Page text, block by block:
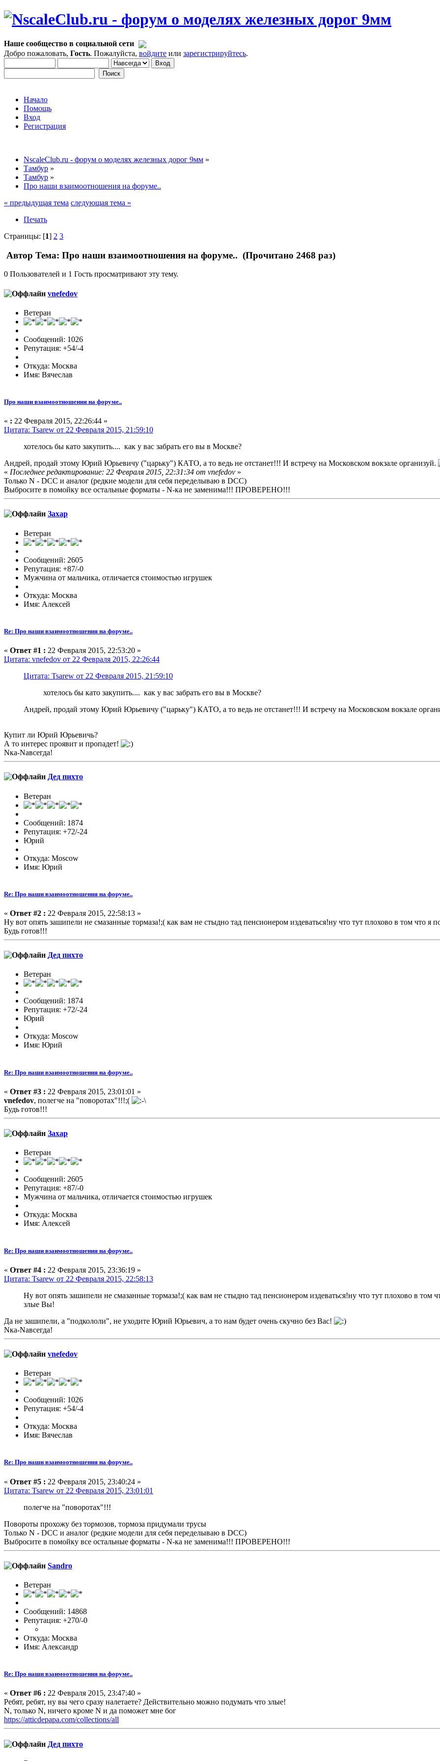
Наше сообщество в социальной сети
Добро пожаловать, Гость. Пожалуйста, войдите или зарегистрируйтесь.
Начало
Помощь
Вход
Регистрация
NscaleClub.ru - форум о моделях железных дорог 9мм »
Тамбур »
Тамбур »
Про наши взаимоотношения на форуме..
« предыдущая тема следующая тема »
Печать
Страницы: [1] 2 3
Автор Тема: Про наши взаимоотношения на форуме.. (Прочитано 2468 раз)
0 Пользователей и 1 Гость просматривают эту тему.
vnefedov
Ветеран
Сообщений: 1026
Репутация: +54/-4
Откуда: Москва
Имя: Вячеслав
Про наши взаимоотношения на форуме..
« : 22 Февраля 2015, 22:26:44 »
Цитата: Tsarew от 22 Февраля 2015, 21:59:10
хотелось бы като закупить.... как у вас забрать его вы в Москве?
Андрей, продай этому Юрий Юрьевичу ("царьку") КАТО, а то ведь не отстанет!!! И встречу на Московском вокзале организуй.
« Последнее редактирование: 22 Февраля 2015, 22:31:34 от vnefedov »
Только N - DCC и аналог (редкие модели для себя переделываю в DCC)
Выбросите в помойку все остальные форматы - N-ка не заменима!!! ПРОВЕРЕНО!!!
Захар
Ветеран
Сообщений: 2605
Репутация: +87/-0
Мужчина от мальчика, отличается стоимостью игрушек
Откуда: Москва
Имя: Алексей
Re: Про наши взаимоотношения на форуме..
« Ответ #1 : 22 Февраля 2015, 22:53:20 »
Цитата: vnefedov от 22 Февраля 2015, 22:26:44
Цитата: Tsarew от 22 Февраля 2015, 21:59:10
хотелось бы като закупить.... как у вас забрать его вы в Москве?
Андрей, продай этому Юрий Юрьевичу ("царьку") КАТО, а то ведь не отстанет!!! И встречу на Московском вокзале
Купит ли Юрий Юрьевичь?
А то интерес проявит и пропадет!
Nка-Nавсегда!
Дед пихто
Ветеран
Сообщений: 1874
Репутация: +72/-24
Юрий
Откуда: Moscow
Имя: Юрий
Re: Про наши взаимоотношения на форуме..
« Ответ #2 : 22 Февраля 2015, 22:58:13 »
Ну вот опять зашипели не смазанные тормаза!;( как вам не стыдно тад пенсионером издеваться!ну что тут плохово в том что я
Будь готов!!!
Дед пихто
Ветеран
Сообщений: 1874
Репутация: +72/-24
Юрий
Откуда: Moscow
Имя: Юрий
Re: Про наши взаимоотношения на форуме..
« Ответ #3 : 22 Февраля 2015, 23:01:01 »
vnefedov, полегче на "поворотах"!!!;(
Будь готов!!!
Захар
Ветеран
Сообщений: 2605
Репутация: +87/-0
Мужчина от мальчика, отличается стоимостью игрушек
Откуда: Москва
Имя: Алексей
Re: Про наши взаимоотношения на форуме..
« Ответ #4 : 22 Февраля 2015, 23:36:19 »
Цитата: Tsarew от 22 Февраля 2015, 22:58:13
Ну вот опять зашипели не смазанные тормаза!;( как вам не стыдно тад пенсионером издеваться!ну что тут плохово в том
злые Вы!
Да не зашипели, а "подкололи", не уходите Юрий Юрьевич, а то нам будет очень скучно без Вас!
Nка-Nавсегда!
vnefedov
Ветеран
Сообщений: 1026
Репутация: +54/-4
Откуда: Москва
Имя: Вячеслав
Re: Про наши взаимоотношения на форуме..
« Ответ #5 : 22 Февраля 2015, 23:40:24 »
Цитата: Tsarew от 22 Февраля 2015, 23:01:01
полегче на "поворотах"!!!
Повороты прохожу без тормозов, тормоза придумали трусы
Только N - DCC и аналог (редкие модели для себя переделываю в DCC)
Выбросите в помойку все остальные форматы - N-ка не заменима!!! ПРОВЕРЕНО!!!
Sandro
Ветеран
Сообщений: 14868
Репутация: +270/-0
Откуда: Москва
Имя: Александр
Re: Про наши взаимоотношения на форуме..
« Ответ #6 : 22 Февраля 2015, 23:47:40 »
Ребят, ребят, ну вы чего сразу налетаете? Действительно можно подумать что злые!
N, только N, ничего кроме N и да поможет мне бог
https://atticdepapa.com/collections/all
Дед пихто